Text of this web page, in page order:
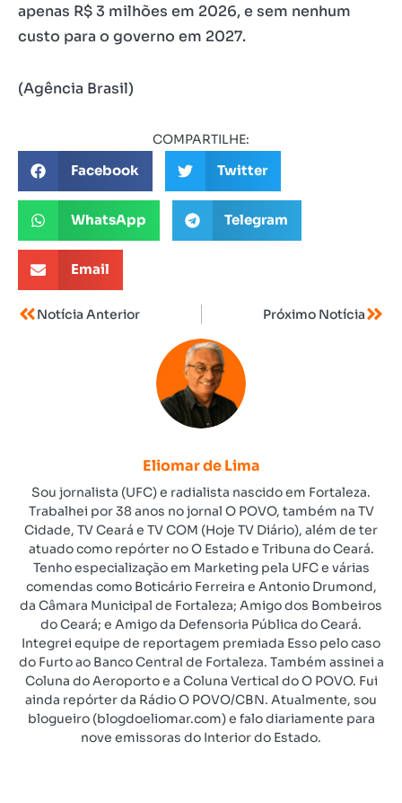
apenas R$ 3 milhões em 2026, e sem nenhum
custo para o governo em 2027.
(Agência Brasil)
COMPARTILHE:
Facebook Twitter
WhatsApp Telegram
Email
Notícia Anterior Próximo Notícia
Eliomar de Lima
Sou jornalista (UFC) e radialista nascido em Fortaleza.
Trabalhei por 38 anos no jornal O POVO, também na TV
Cidade, TV Ceará e TV COM (Hoje TV Diário), além de ter
atuado como repórter no O Estado e Tribuna do Ceará.
Tenho especialização em Marketing pela UFC e várias
comendas como Boticário Ferreira e Antonio Drumond,
da Câmara Municipal de Fortaleza; Amigo dos Bombeiros
do Ceará; e Amigo da Defensoria Pública do Ceará.
Integrei equipe de reportagem premiada Esso pelo caso
do Furto ao Banco Central de Fortaleza. Também assinei a
Coluna do Aeroporto e a Coluna Vertical do O POVO. Fui
ainda repórter da Rádio O POVO/CBN. Atualmente, sou
blogueiro (blogdoeliomar.com) e falo diariamente para
nove emissoras do Interior do Estado.